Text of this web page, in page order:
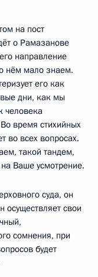
на пост
о Рамазанове
направление
нём мало знаем.
его как
дни, как мы
человека
время стихийных
во всех вопросах.
такой тандем,
Ваше усмотрение.
суда, он
осуществляет свои
сомнения, при
будет